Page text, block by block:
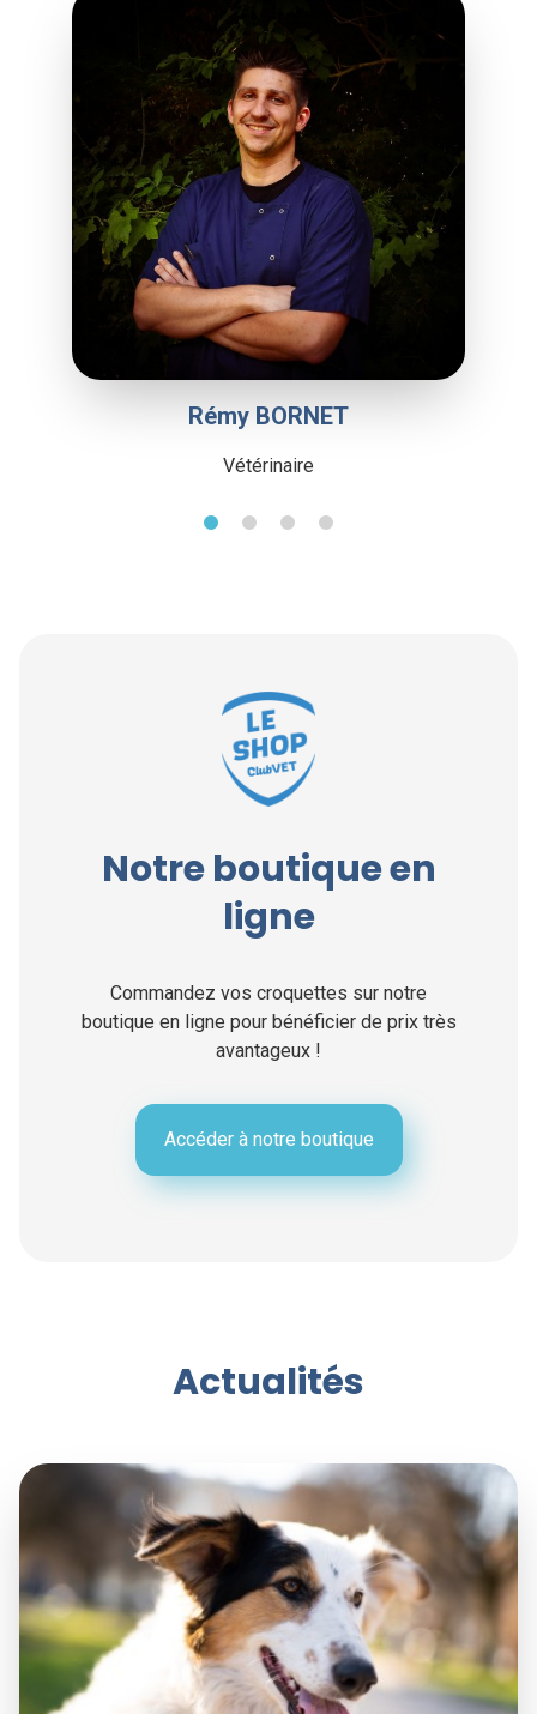
Rémy BORNET
Vétérinaire
Notre boutique en
ligne
Commandez vos croquettes sur notre
boutique en ligne pour bénéficier de prix très
avantageux !
Accéder à notre boutique
Actualités